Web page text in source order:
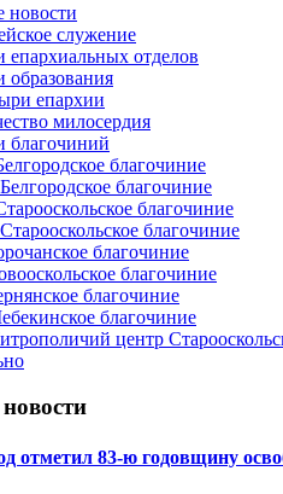
новости
служение
епархиальных отделов
образования
епархии
милосердия
благочиний
благочиние
благочиние
благочиние
благочиние
благочиние
благочиние
благочиние
благочиние
центр
отметил 83-ю годовщину